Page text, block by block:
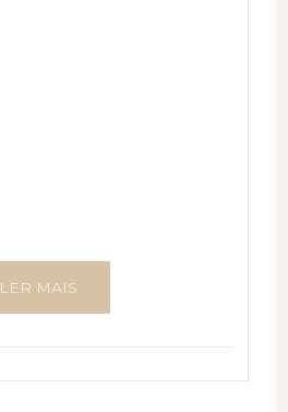
LER MAIS